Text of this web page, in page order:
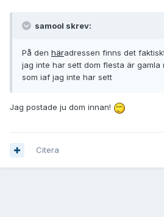
samool skrev:
På den häradressen finns det
jag inte har sett dom flesta är gamla
som iaf jag inte har sett
Jag postade ju dom innan!
Citera